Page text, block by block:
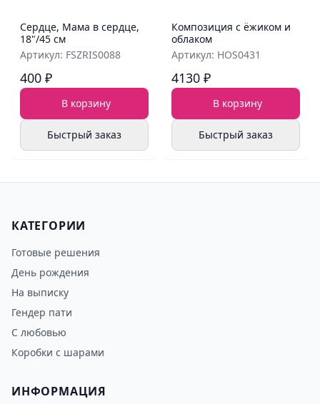
Сердце, Мама в сердце,
18"/45 см
Артикул: FSZRIS0088
400 ₽
В корзину
Быстрый заказ
Композиция с ёжиком и
облаком
Артикул: HOS0431
4130 ₽
В корзину
Быстрый заказ
КАТЕГОРИИ
Готовые решения
День рождения
На выписку
Гендер пати
С любовью
Коробки с шарами
ИНФОРМАЦИЯ